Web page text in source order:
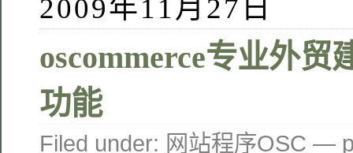
2009年11月27日
oscommerce专业外贸
功能
Filed under: 网站程序OSC —